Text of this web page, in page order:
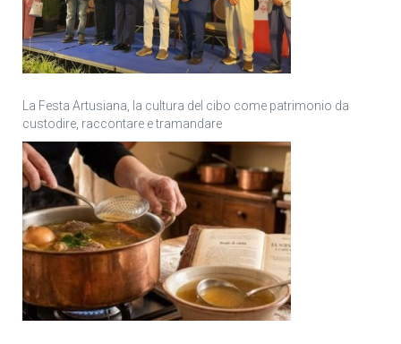
La Festa Artusiana, la cultura del cibo come patrimonio da
custodire, raccontare e tramandare